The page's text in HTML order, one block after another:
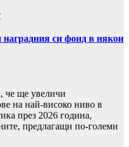
си фонд в някои
че ще увеличи
на най-високо ниво в
през 2026 година,
предлагащи по-големи